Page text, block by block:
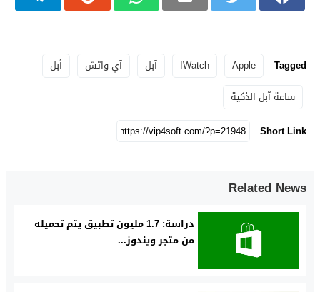
Tagged
Apple
IWatch آبل آي واتش
أبل
ساعة آبل الذكية
Short Link
Related News
دراسة: 1.7 مليون تطبيق يتم تحميله
من متجر ويندوز...